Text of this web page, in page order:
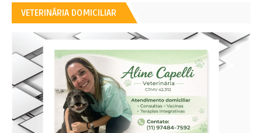
VETERINÁRIA DOMICILIAR